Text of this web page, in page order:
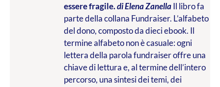
essere fragile.di Elena ZanellaIl libro fa
parte della collana Fundraiser. L’alfabeto
del dono, composto da dieci ebook. Il
termine alfabeto non è casuale: ogni
lettera della parola fundraiser offre una
chiave di lettura e, al termine dell’intero
percorso, una sintesi dei temi, dei